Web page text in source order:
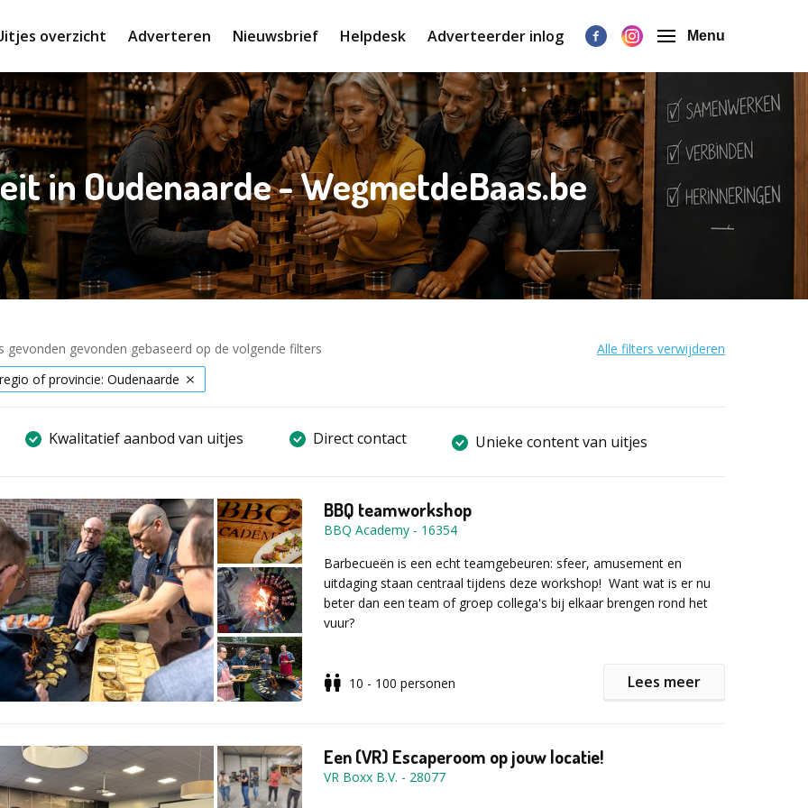
overzicht Adverteren Nieuwsbrief Helpdesk Adverteerder inlog Menu
in Oudenaarde - WegmetdeBaas.be
gevonden gevonden gebaseerd op de volgende filters
Alle filters verwijderen
of provincie: Oudenaarde
Kwalitatief aanbod van uitjes Direct contact Unieke content van uitjes
BBQ teamworkshop
BBQ Academy - 16354
Barbecueën is een echt teamgebeuren: sfeer, amusement en
uitdaging staan centraal tijdens deze workshop! Want wat is er nu
beter dan een team of groep collega's bij elkaar brengen rond het
vuur?
Na deze teambuilding gegarandeerd niets anders dan lachende
Maak kennis met alle aspecten van het barbecueën en grillen. Welk
toestel doet wat? Hoe onderhoud ik de rooster? Wat is het beste:
hout, houtskool of gas? ...
10 - 100 personen Lees meer
Een (VR) Escaperoom op jouw locatie!
VR Boxx B.V. - 28077